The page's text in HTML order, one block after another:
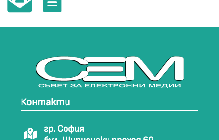
Контакти
гр. София